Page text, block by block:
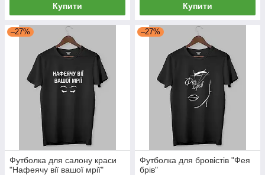
Купити Купити
–27%
Футболка для салону краси
"Нафеячу вії вашої мрії"
–27%
Футболка для бровістів "Фея
брів"